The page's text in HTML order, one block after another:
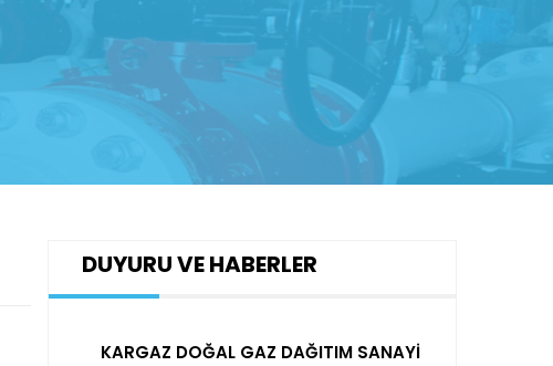
DUYURU VE HABERLER
KARGAZ DOĞAL GAZ DAĞITIM SANAYİ